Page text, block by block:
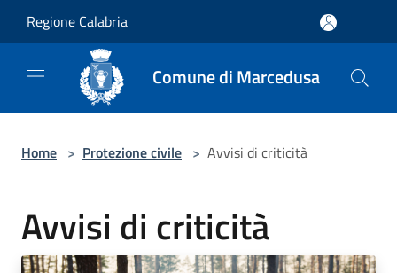
Regione Calabria
Comune di Marcedusa
Home > Protezione civile > Avvisi di criticità
Avvisi di criticità